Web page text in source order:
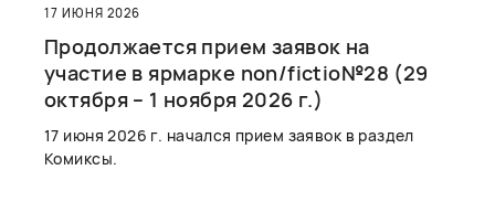
17 ИЮНЯ 2026
Продолжается прием заявок на
участие в ярмарке non/fictio№28 (29
октября – 1 ноября 2026 г.)
17 июня 2026 г. начался прием заявок в раздел
Комиксы.